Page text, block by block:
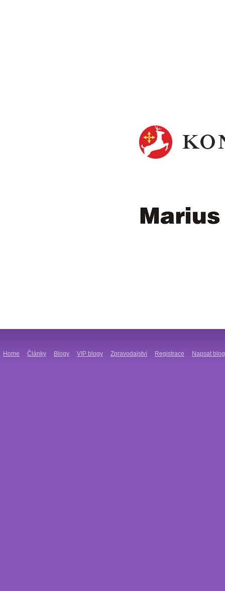
Home Články Blogy VIP blogy Zpravodajství Registrace Napsat blog